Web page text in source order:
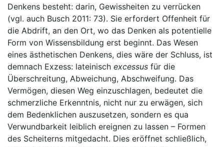
Denkens besteht: darin, Gewissheiten zu verrücken
(vgl. auch Busch 2011: 73). Sie erfordert Offenheit für
die Abdrift, an den Ort, wo das Denken als potentielle
Form von Wissensbildung erst beginnt. Das Wesen
eines ästhetischen Denkens, dies wäre der Schluss, ist
demnach Exzess: lateinisch excessus für die
Überschreitung, Abweichung, Abschweifung. Das
Vermögen, diesen Weg einzuschlagen, bedeutet die
schmerzliche Erkenntnis, nicht nur zu erwägen, sich
dem Bedenklichen auszusetzen, sondern es qua
Verwundbarkeit leiblich ereignen zu lassen – Formen
des Scheiterns mitgedacht. Dies eröffnet schließlich,